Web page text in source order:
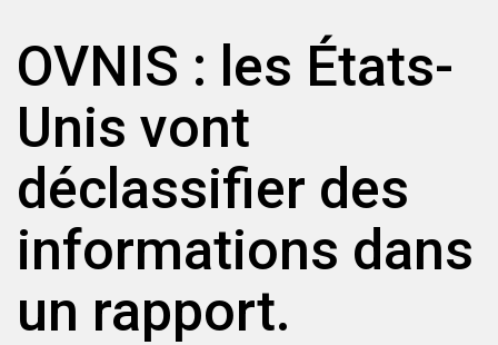
OVNIS : les États-
Unis vont
déclassifier des
informations dans
un rapport.